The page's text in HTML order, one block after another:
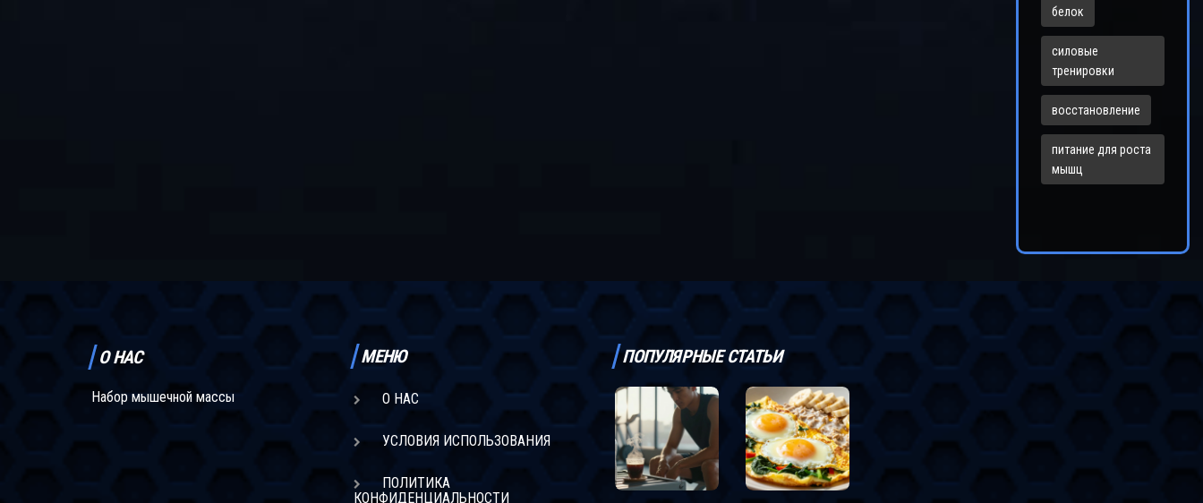
белок
силовые
тренировки
восстановление
питание для роста
мышц
О НАС
Набор мышечной массы
МЕНЮ
О НАС
УСЛОВИЯ ИСПОЛЬЗОВАНИЯ
ПОЛИТИКА
КОНФИДЕНЦИАЛЬНОСТИ
ПОПУЛЯРНЫЕ СТАТЬИ